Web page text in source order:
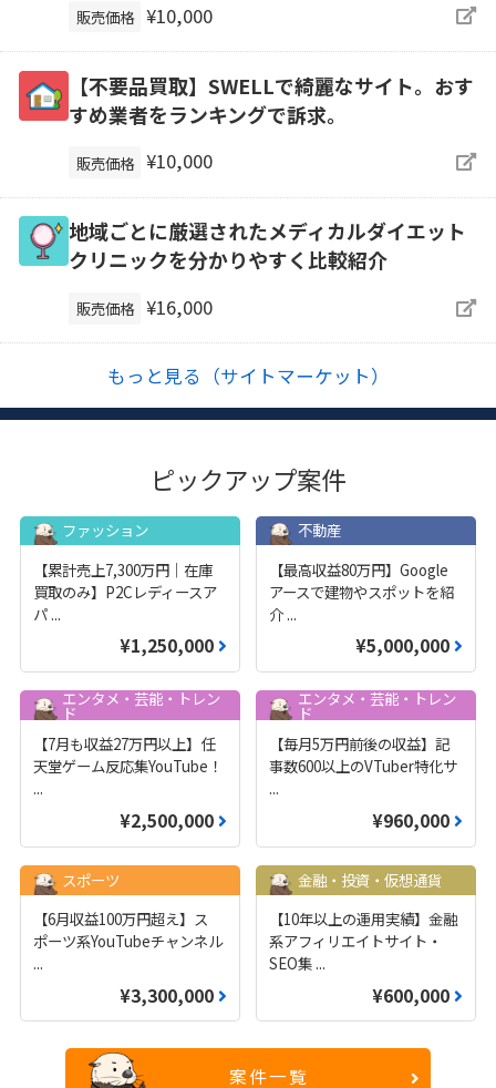
販売価格 ¥10,000
【不要品買取】SWELLで綺麗なサイト。おす
すめ業者をランキングで訴求。
販売価格 ¥10,000
地域ごとに厳選されたメディカルダイエット
クリニックを分かりやすく比較紹介
販売価格 ¥16,000
もっと見る（サイトマーケット）
ピックアップ案件
ファッション
【累計売上7,300万円｜在庫
買取のみ】P2Cレディースア
パ ...
¥1,250,000
不動産
【最高収益80万円】Google
アースで建物やスポットを紹
介 ...
¥5,000,000
エンタメ・芸能・トレン
ド
【7月も収益27万円以上】任
天堂ゲーム反応集YouTube！
...
¥2,500,000
エンタメ・芸能・トレン
ド
【毎月5万円前後の収益】記
事数600以上のVTuber特化サ
...
¥960,000
スポーツ
【6月収益100万円超え】ス
ポーツ系YouTubeチャンネル
...
¥3,300,000
金融・投資・仮想通貨
【10年以上の運用実績】金融
系アフィリエイトサイト・
SEO集 ...
¥600,000
案件一覧